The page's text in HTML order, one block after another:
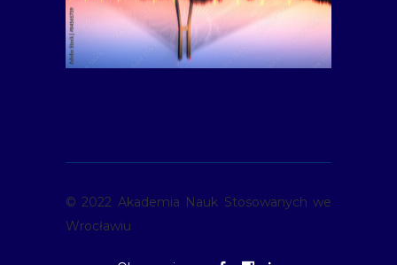
© 2022 Akademia Nauk Stosowanych we
Wrocławiu